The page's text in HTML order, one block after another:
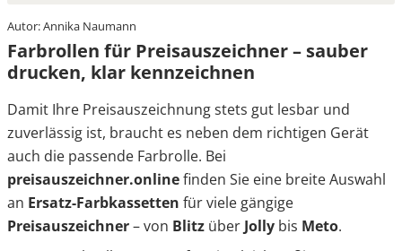
1. Farbrollen für Preisauszeichner – sauber
drucken, klar kennzeichnen
zuverlässiger Sitz
3. Der richtige Austausch der Farbrolle
4. Langlebige Druckleistung – auch bei
häufigem Einsatz
Autor: Annika Naumann
Farbrollen für Preisauszeichner – sauber
drucken, klar kennzeichnen
Damit Ihre Preisauszeichnung stets gut lesbar und
zuverlässig ist, braucht es neben dem richtigen Gerät
auch die passende Farbrolle. Bei
preisauszeichner.onlinefinden Sie eine breite Auswahl
an Ersatz-Farbkassetten für viele gängige
Preisauszeichner– von Blitz über Jolly bis Meto.